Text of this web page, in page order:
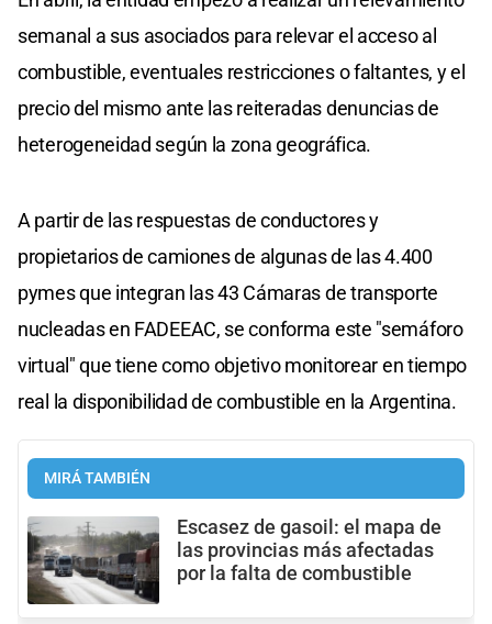
semanal a sus asociados para relevar el acceso al
combustible, eventuales restricciones o faltantes, y el
precio del mismo ante las reiteradas denuncias de
heterogeneidad según la zona geográfica.
A partir de las respuestas de conductores y
propietarios de camiones de algunas de las 4.400
pymes que integran las 43 Cámaras de transporte
nucleadas en FADEEAC, se conforma este "semáforo
virtual" que tiene como objetivo monitorear en tiempo
real la disponibilidad de combustible en la Argentina.
MIRÁ TAMBIÉN
Escasez de gasoil: el mapa de
las provincias más afectadas
por la falta de combustible